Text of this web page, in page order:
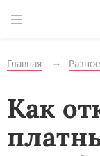
Главная Разное
Как